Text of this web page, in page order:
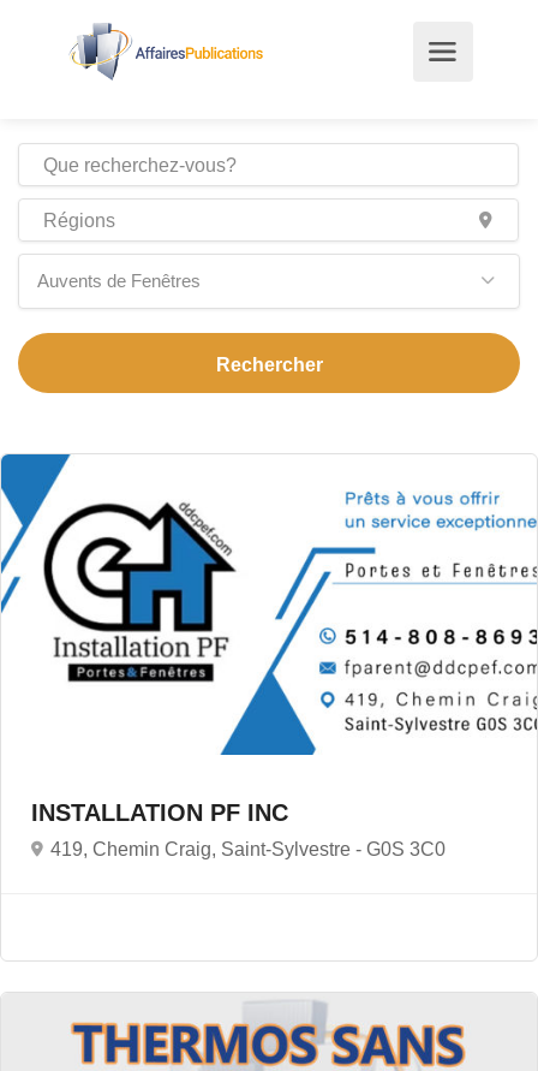
Auvents de Fenêtres
INSTALLATION PF INC
419, Chemin Craig, Saint-Sylvestre - G0S 3C0